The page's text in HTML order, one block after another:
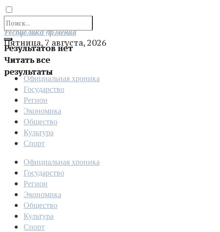
Результатов нет
Читать все
результаты
Отправить
Республика Армения
Пятница, 7 августа, 2026
Официальная хроника
Государство
Регион
Экономика
Общество
Культура
Спорт
Официальная хроника
Государство
Регион
Экономика
Общество
Культура
Спорт